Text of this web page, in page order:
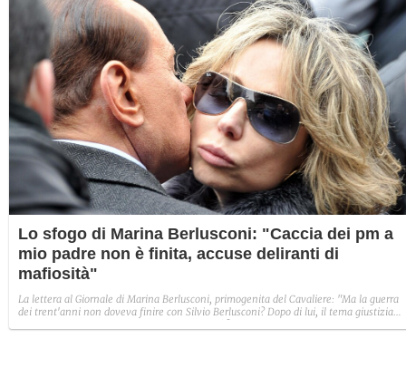
Lo sfogo di Marina Berlusconi: "Caccia dei pm a
mio padre non è finita, accuse deliranti di
mafiosità"
La lettera al Giornale di Marina Berlusconi, primogenita del Cavaliere: "Ma la guerra
dei trent'anni non doveva finire con Silvio Berlusconi? Dopo di lui, il tema giustizia
non doveva tornare nei binari della normalità? No, purtroppo non è così".